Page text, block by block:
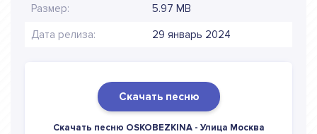
Размер: 5.97 MB
Дата релиза: 29 январь 2024
Скачать песню
Скачать песню OSKOBEZKINA - Улица Москва